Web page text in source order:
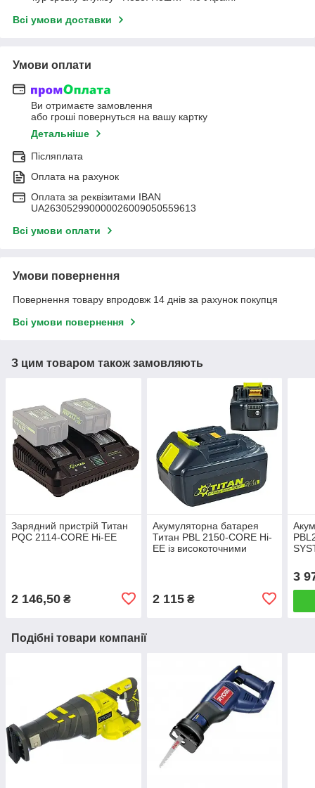
Всі умови доставки
Умови оплати
Ви отримаєте замовлення
або гроші повернуться на вашу картку
Детальніше
Післяплата
Оплата на рахунок
Оплата за реквізитами IBAN
UA263052990000026009050559613
Всі умови оплати
Умови повернення
Повернення товару впродовж 14 днів за рахунок покупця
Всі умови повернення
З цим товаром також замовляють
Зарядний пристрій Титан
PQC 2114-CORE Hi-EE
2 146,50 ₴
Акумуляторна батарея
Титан PBL 2150-CORE Hi-
EE із високоточними
2 115₴
3
Подібні товари компанії